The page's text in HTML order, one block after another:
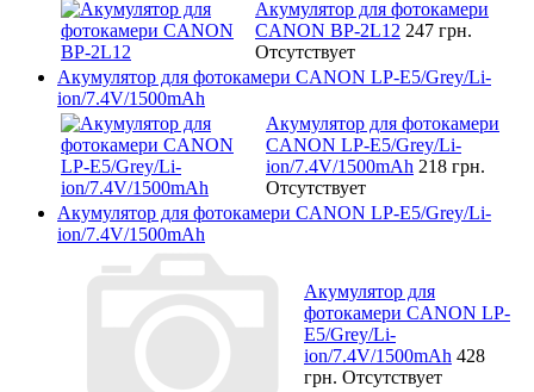
Акумулятор для фотокамери
CANON BP-2L12 247 грн.
Отсутствует
Акумулятор для фотокамери CANON LP-E5/Grey/Li-
ion/7.4V/1500mAh
Акумулятор для фотокамери
CANON LP-E5/Grey/Li-
ion/7.4V/1500mAh 218 грн.
Отсутствует
Акумулятор для фотокамери CANON LP-E5/Grey/Li-
ion/7.4V/1500mAh
Акумулятор для
фотокамери CANON LP-
E5/Grey/Li-
ion/7.4V/1500mAh 428
грн. Отсутствует